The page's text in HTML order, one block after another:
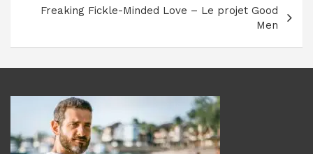
Freaking Fickle-Minded Love – Le projet Good
Men